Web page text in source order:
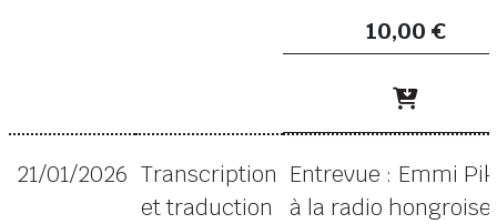
10,00 €
21/01/2026 Transcription
et traduction
Entrevue : Emmi
à la radio hongroise